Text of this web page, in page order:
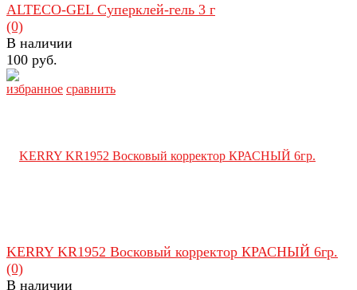
избранное сравнить
ALTECO-GEL Суперклей-гель 3 г
(0)
В наличии
100 руб.
KERRY KR1952 Восковый корректор КРАСНЫЙ 6гр.
(0)
В наличии